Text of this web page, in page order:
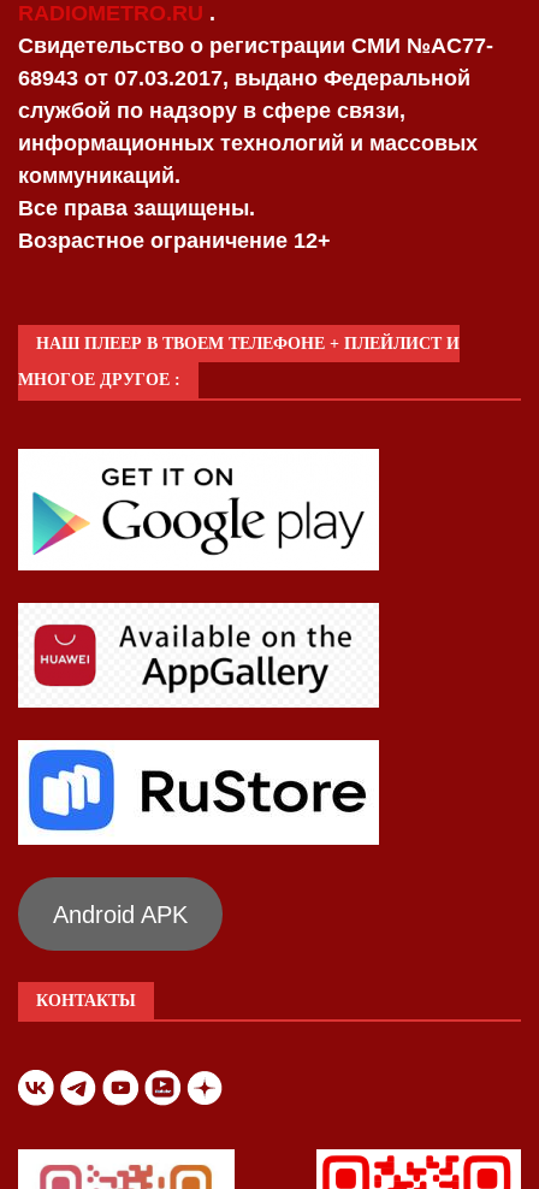
RADIOMETRO.RU .
Свидетельство о регистрации СМИ №AC77-
68943 от 07.03.2017, выдано Федеральной
службой по надзору в сфере связи,
информационных технологий и массовых
коммуникаций.
Все права защищены.
Возрастное ограничение 12+
НАШ ПЛЕЕР В ТВОЕМ ТЕЛЕФОНЕ + ПЛЕЙЛИСТ И
МНОГОЕ ДРУГОЕ :
Android APK
КОНТАКТЫ